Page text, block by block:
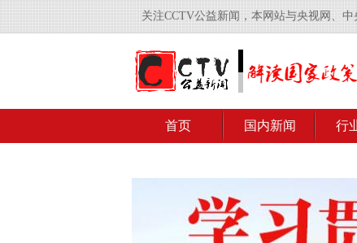
关注CCTV公益新闻，本网站与央视网、中
首页 国内新闻 行